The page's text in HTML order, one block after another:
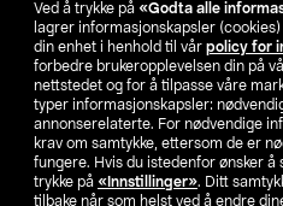
Ved å trykke på «Godta alle
lagrer informasjonskapsler
din enhet i henhold til vår policy for
forbedre brukeropplevelsen din på
nettstedet og for å tilpasse våre
typer informasjonskapsler:
annonserelaterte. For nødvendige
krav om samtykke, ettersom de er
fungere. Hvis du istedenfor ønsker å
trykke på «Innstillinger». Ditt
tilbake når som helst ved å endre
Finn
SE NO